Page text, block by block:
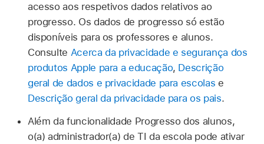
acesso aos respetivos dados relativos ao
progresso. Os dados de progresso só estão
disponíveis para os professores e alunos.
Consulte Acerca da privacidade e segurança dos
produtos Apple para a educação, Descrição
geral de dados e privacidade para escolas e
Descrição geral da privacidade para os pais.
Além da funcionalidade Progresso dos alunos,
o(a) administrador(a) de TI da escola pode ativar